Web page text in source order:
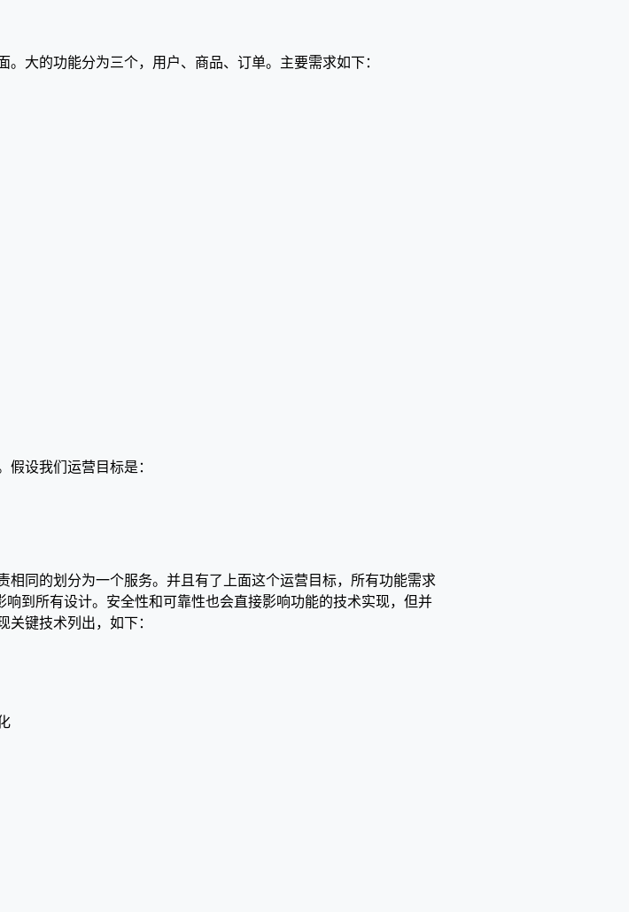
大的功能分为三个，用户、商品、订单。主要需求如下：
设我们运营目标是：
同的划分为一个服务。并且有了上面这个运营目标，所有功能需求
到所有设计。安全性和可靠性也会直接影响功能的技术实现，但并
键技术列出，如下：